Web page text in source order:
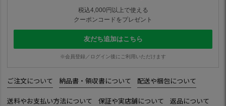
税込4,000円以上で使える
クーポンコードをプレゼント
友だち追加はこちら
※会員登録／ログイン後にご利用いただけます
ご注文について 納品書・領収書について 配送や梱包について
送料やお支払い方法について 保証や実店舗について 返品について